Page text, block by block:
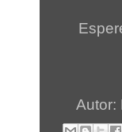
Autor: